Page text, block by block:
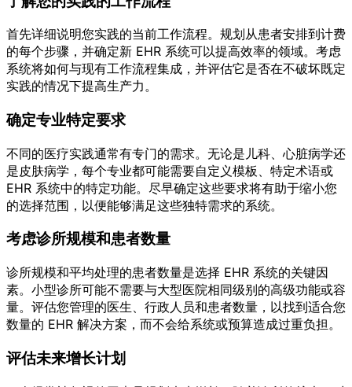
首先详细说明您实践的当前工作流程。规划从患者安排到计费
的每个步骤，并确定新 EHR 系统可以提高效率的领域。考虑
系统将如何与现有工作流程集成，并评估它是否在不破坏既定
实践的情况下提高生产力。
确定专业特定要求
不同的医疗实践通常有专门的需求。无论是儿科、心脏病学还
是皮肤病学，每个专业都可能需要自定义模板、特定术语或
EHR 系统中的特定功能。尽早确定这些要求将有助于缩小您
的选择范围，以便能够满足这些独特需求的系统。
考虑诊所规模和患者数量
诊所规模和平均处理的患者数量是选择 EHR 系统的关键因
素。小型诊所可能不需要与大型医院相同级别的高级功能或容
量。评估您管理的医生、行政人员和患者数量，以找到适合您
数量的 EHR 解决方案，而不会给系统或预算造成过重负担。
评估未来增长计划